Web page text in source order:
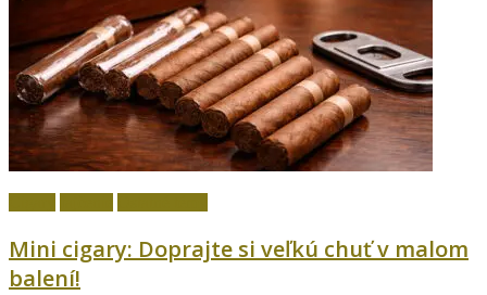
Mini cigary: Doprajte si veľkú chuť v malom
balení!